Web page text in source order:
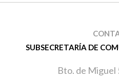
SUBSECRETARÍA DE
Bto. de Miguel